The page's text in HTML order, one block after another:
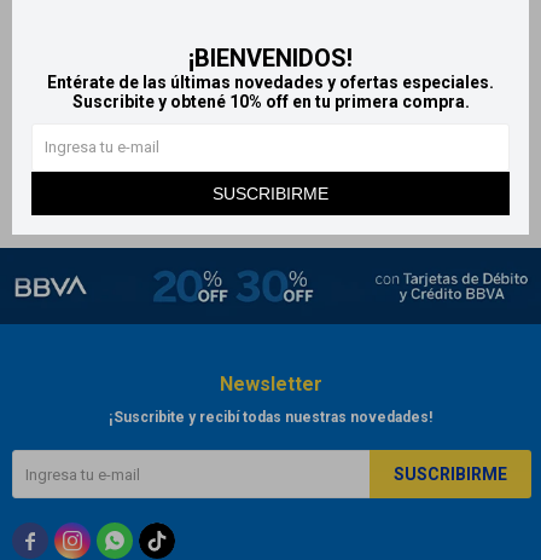
¡BIENVENIDOS!
Entérate de las últimas novedades y ofertas especiales.
Suscribite y obtené 10% off en tu primera compra.
SUSCRIBIRME
Aspirador nasal asistido
Botica
$ 282
Newsletter
¡Suscribite y recibí todas nuestras novedades!
SUSCRIBIRME
  